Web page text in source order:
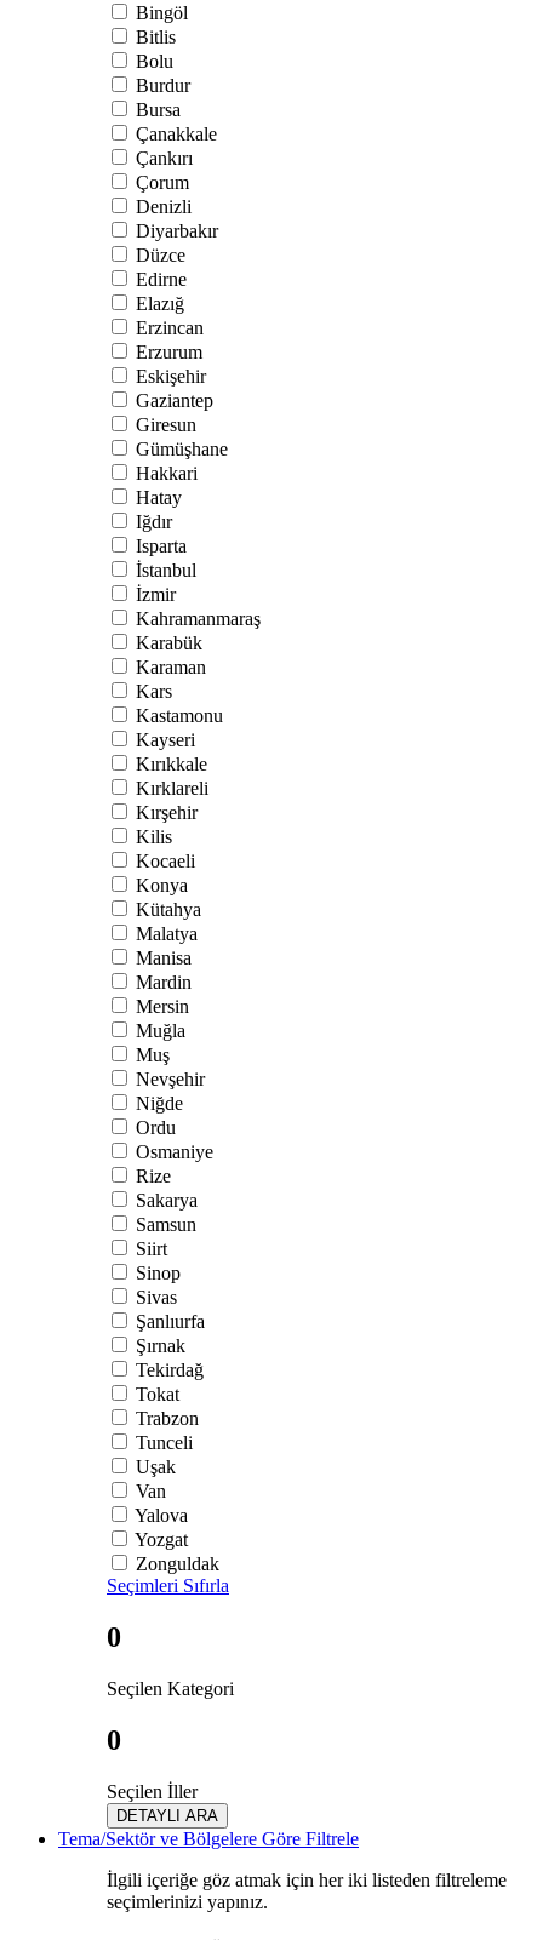
Bingöl
Bitlis
Bolu
Burdur
Bursa
Çanakkale
Çankırı
Çorum
Denizli
Diyarbakır
Düzce
Edirne
Elazığ
Erzincan
Erzurum
Eskişehir
Gaziantep
Giresun
Gümüşhane
Hakkari
Hatay
Iğdır
Isparta
İstanbul
İzmir
Kahramanmaraş
Karabük
Karaman
Kars
Kastamonu
Kayseri
Kırıkkale
Kırklareli
Kırşehir
Kilis
Kocaeli
Konya
Kütahya
Malatya
Manisa
Mardin
Mersin
Muğla
Muş
Nevşehir
Niğde
Ordu
Osmaniye
Rize
Sakarya
Samsun
Siirt
Sinop
Sivas
Şanlıurfa
Şırnak
Tekirdağ
Tokat
Trabzon
Tunceli
Uşak
Van
Yalova
Yozgat
Zonguldak
Seçimleri Sıfırla
0
Seçilen Kategori
0
Seçilen İller
DETAYLI ARA
Tema/Sektör ve Bölgelere Göre Filtrele
İlgili içeriğe göz atmak için her iki listeden filtreleme
seçimlerinizi yapınız.